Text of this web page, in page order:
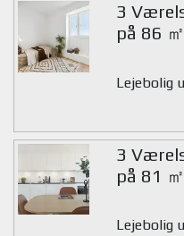
3
på 86
Lejebolig
3
på 81
Lejebolig